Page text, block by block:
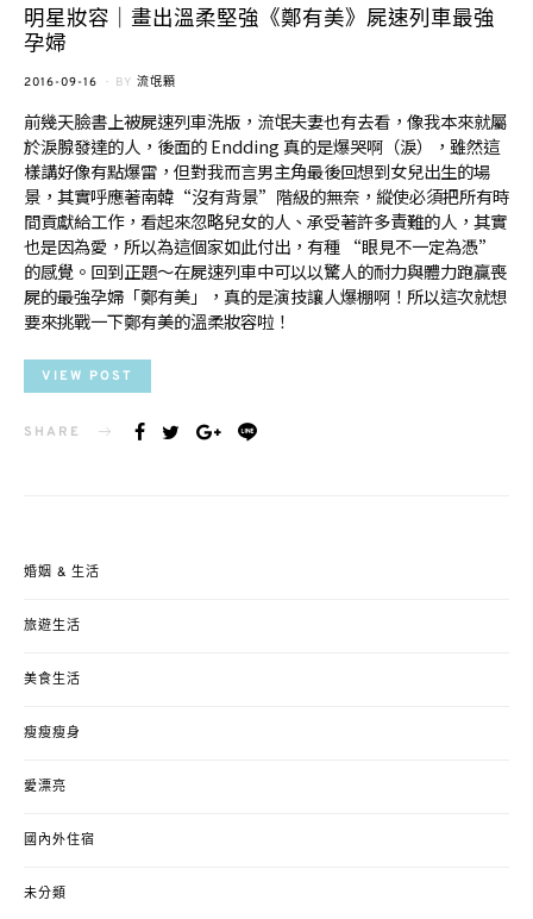
明星妝容｜畫出溫柔堅強《鄭有美》屍速列車最強
孕婦
POSTED
2016-09-16 BY 流氓顆
前幾天臉書上被屍速列車洗版，流氓夫妻也有去看，像我本來就屬
於淚腺發達的人，後面的 Endding 真的是爆哭啊（淚），雖然這
樣講好像有點爆雷，但對我而言男主角最後回想到女兒出生的場
景，其實呼應著南韓“沒有背景”階級的無奈，縱使必須把所有時
間貢獻給工作，看起來忽略兒女的人、承受著許多責難的人，其實
也是因為愛，所以為這個家如此付出，有種 “眼見不一定為憑”
的感覺。回到正題～在屍速列車中可以以驚人的耐力與體力跑贏喪
屍的最強孕婦「鄭有美」，真的是演技讓人爆棚啊！所以這次就想
要來挑戰一下鄭有美的溫柔妝容啦！
VIEW POST
SHARE
婚姻 & 生活
旅遊生活
美食生活
瘦瘦瘦身
愛漂亮
國內外住宿
未分類